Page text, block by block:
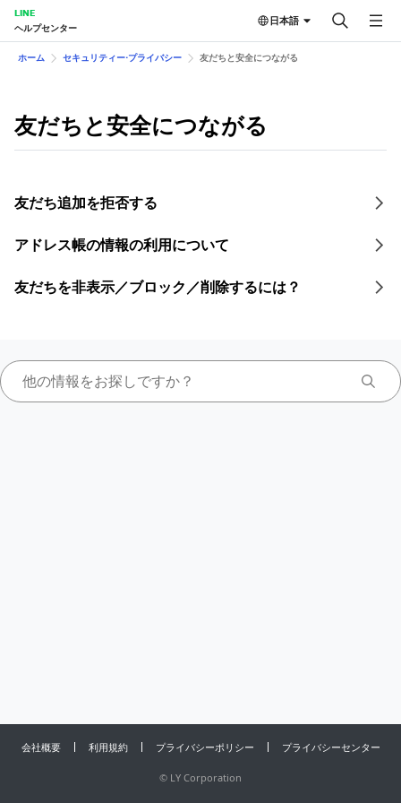
LINE
ヘルプセンター
日本語
ホーム セキュリティー⋅プライバシー 友だちと安全につながる
友だちと安全につながる
友だち追加を拒否する
アドレス帳の情報の利用について
友だちを非表示／ブロック／削除するには？
会社概要 利用規約 プライバシーポリシー プライバシーセンター
© LY Corporation